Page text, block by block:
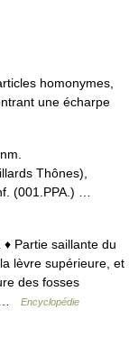
homonymes,
une écharpe
Thônes),
(001.PPA.) …
Partie saillante du
lèvre supérieure, et
des fosses
…
Encyclopédie